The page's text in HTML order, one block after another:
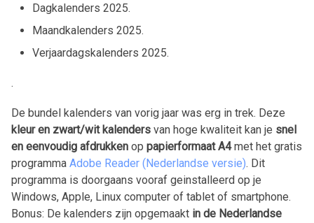
Dagkalenders 2025.
Maandkalenders 2025.
Verjaardagskalenders 2025.
.
De bundel kalenders van vorig jaar was erg in trek. Deze
kleur en zwart/wit kalenders van hoge kwaliteit kan je snel
en eenvoudig afdrukken op papierformaat A4met het gratis
programma Adobe Reader (Nederlandse versie). Dit
programma is doorgaans vooraf geinstalleerd op je
Windows, Apple, Linux computer of tablet of smartphone.
Bonus: De kalenders zijn opgemaakt in de Nederlandse